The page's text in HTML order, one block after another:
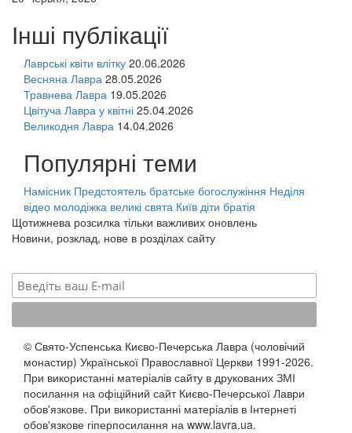
Інші публікації
Лаврські квіти влітку 20.06.2026
Весняна Лавра 28.05.2026
Травнева Лавра 19.05.2026
Цвітуча Лавра у квітні 25.04.2026
Великодня Лавра 14.04.2026
Популярні теми
Намісник Предстоятель братське богослужіння Неділя
відео молодіжка великі свята Київ діти братія
Щотижнева розсилка тільки важливих оновлень
Новини, розклад, нове в розділах сайту
© Свято-Успенська Києво-Печерська Лавра (чоловічий
монастир) Української Православної Церкви 1991-2026.
При використанні матеріалів сайту в друкованих ЗМІ
посилання на офіційний сайт Києво-Печерської Лаври
обов'язкове. При використанні матеріалів в Інтернеті
обов'язкове гіперпосилання на www.lavra.ua.